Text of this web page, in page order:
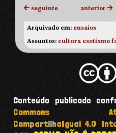
seguinte anterior
Arquivado em: ensaios
Assuntos: cultura exotismo
Conteúdo publicado
Commons
CompartilhaIgual 4.0